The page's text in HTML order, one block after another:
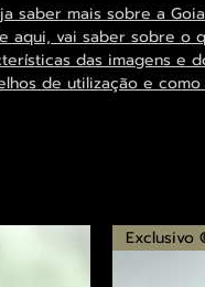
saber mais sobre a
aqui, vai saber sobre o
das imagens e
de utilização e
Exclusivo